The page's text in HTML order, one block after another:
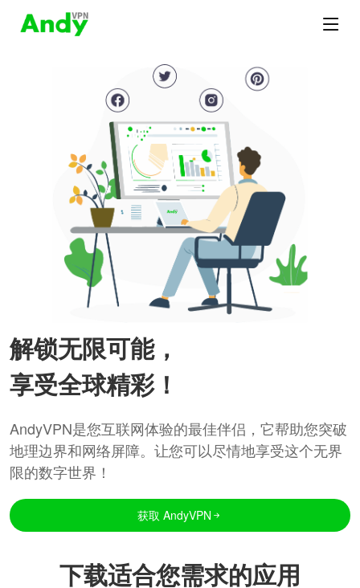
解锁无限可能，
享受全球精彩！
AndyVPN是您互联网体验的最佳伴侣，它帮助您突破
地理边界和网络屏障。让您可以尽情地享受这个无界
限的数字世界！
获取 AndyVPN
下载适合您需求的应用